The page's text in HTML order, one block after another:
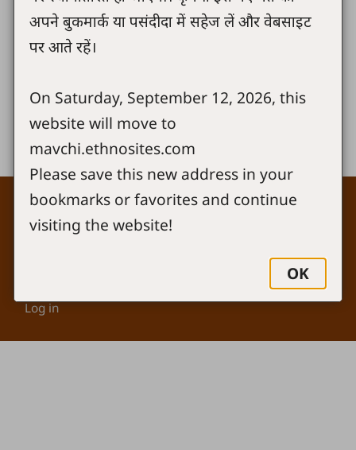
आमहाल तुमे टिपणी आन संदेश दोवाडा.
Share
Footer
Copyright
Log in
अपने बुकमार्क या पसंदीदा में सहेज लें और वेबसाइट
पर आते रहें।
On Saturday, September 12, 2026, this
website will move to
mavchi.ethnosites.com
Please save this new address in your
bookmarks or favorites and continue
visiting the website!
OK